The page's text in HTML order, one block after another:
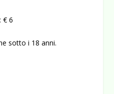
€ 6
sotto i 18 anni.